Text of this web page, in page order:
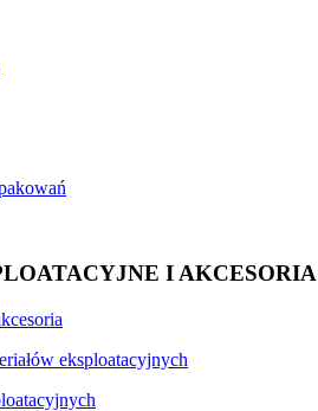
I AKCESORIA
eksploatacyjnych